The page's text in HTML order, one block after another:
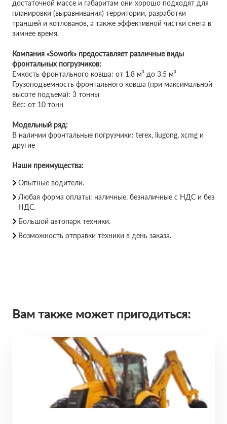
достаточной массе и габаритам они хорошо подходят для
планировки (выравнивания) территории, разработки
траншей и котлованов, а также эффективной чистки снега в
зимнее время.
Компания «Sowork» предоставляет различные виды
фронтальных погрузчиков:
Емкость фронтального ковша: от 1,8 м³ до 3.5 м³
Грузоподъемность фронтального ковша (при максимальной
высоте подъема): 3 тонны
Вес: от 10 тонн
Модельный ряд:
В наличии фронтальные погрузчики: terex, liugong, xcmg и
другие
Наши преимущества:
Опытные водители.
Любая форма оплаты: наличные, безналичные с НДС и без
НДС.
Большой автопарк техники.
Возможность отправки техники в день заказа.
Вам также может пригодиться: